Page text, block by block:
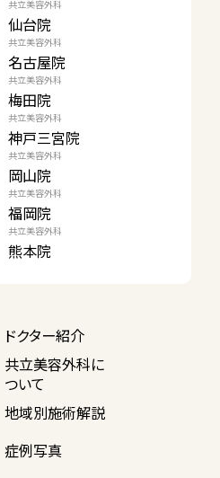
共立美容外科
仙台院
共立美容外科
名古屋院
共立美容外科
梅田院
共立美容外科
神戸三宮院
共立美容外科
岡山院
共立美容外科
福岡院
共立美容外科
熊本院
ドクター紹介
共立美容外科に
ついて
地域別施術解説
症例写真